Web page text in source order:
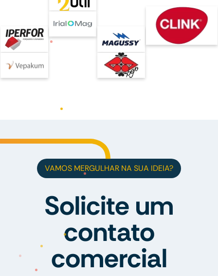
VAMOS MERGULHAR NA SUA IDEIA?
Solicite um
contato
comercial